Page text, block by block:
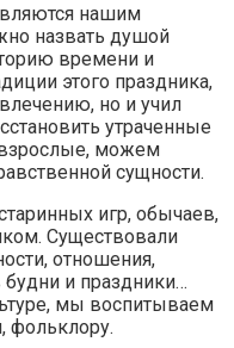
нашим
назвать душой
времени и
этого праздника,
но и учил
утраченные
можем
сущности.
игр, обычаев,
Существовали
отношения,
и праздники…
мы воспитываем
фольклору.